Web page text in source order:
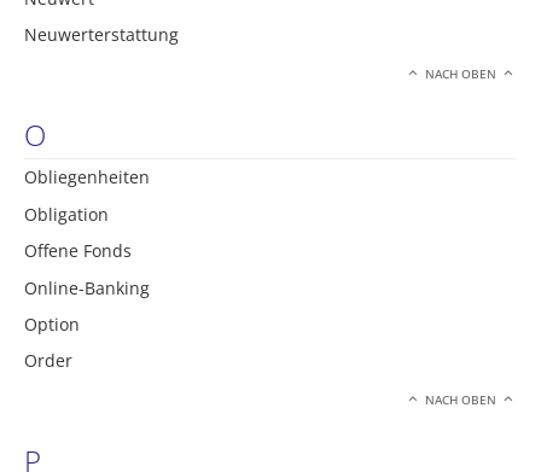
Neuwerterstattung
NACH OBEN
O
Obliegenheiten
Obligation
Offene Fonds
Online-Banking
Option
Order
NACH OBEN
P